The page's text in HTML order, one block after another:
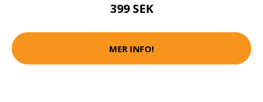
399 SEK
MER INFO!